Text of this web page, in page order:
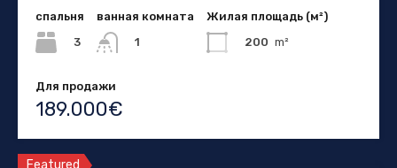
спальня
3
ванная комната
1
Жилая площадь (м²)
200 m²
Для продажи
189.000€